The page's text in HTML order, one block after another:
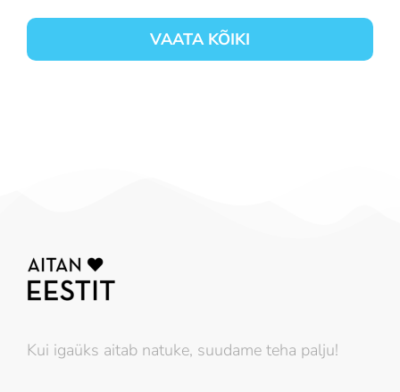
VAATA KÕIKI
Kui igaüks aitab natuke, suudame teha palju!